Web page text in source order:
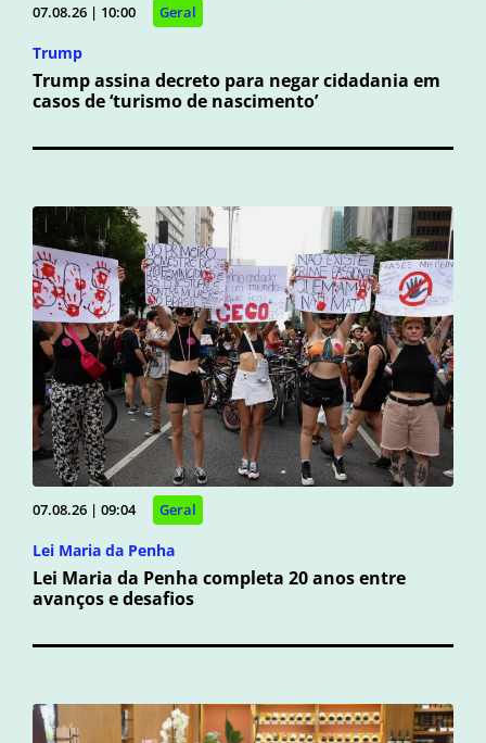
07.08.26 | 10:00 Geral
Trump
Trump assina decreto para negar cidadania em
casos de ‘turismo de nascimento’
07.08.26 | 09:04 Geral
Lei Maria da Penha
Lei Maria da Penha completa 20 anos entre
avanços e desafios